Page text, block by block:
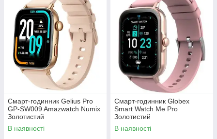
Смарт-годинник Gelius Pro
GP-SW009 Amazwatch Numix
Золотистий
В наявності
Смарт-годинник Globex
Smart Watch Me Pro
Золотистий
В наявності